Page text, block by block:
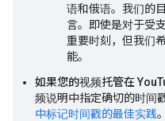
语和俄语。我们的
言。即使是对于受
重要时刻，但我们
能。
如果您的视频托管在
频说明中指定确切的时间
中标记时间戳的最佳实践